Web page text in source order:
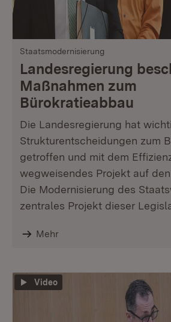
Staatsmodernisierung
Landesregierung
Maßnahmen zum
Bürokratieabbau
Die Landesregierung hat
Strukturentscheidungen zum
getroffen und mit dem
wegweisendes Projekt auf
Die Modernisierung des
zentrales Projekt dieser
Mehr
Video